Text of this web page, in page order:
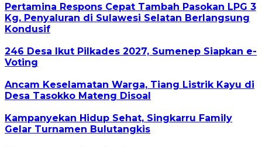
Pertamina Respons Cepat Tambah Pasokan LPG 3
Kg, Penyaluran di Sulawesi Selatan Berlangsung
Kondusif
246 Desa Ikut Pilkades 2027, Sumenep Siapkan e-
Voting
Ancam Keselamatan Warga, Tiang Listrik Kayu di
Desa Tasokko Mateng Disoal
Kampanyekan Hidup Sehat, Singkarru Family
Gelar Turnamen Bulutangkis